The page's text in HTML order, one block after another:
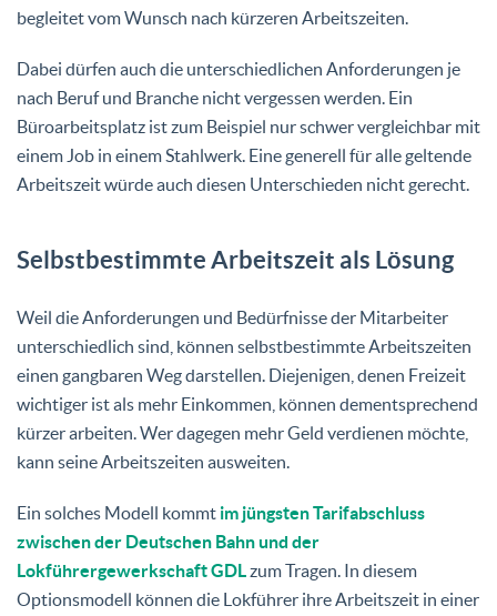
begleitet vom Wunsch nach kürzeren Arbeitszeiten.
Dabei dürfen auch die unterschiedlichen Anforderungen je
nach Beruf und Branche nicht vergessen werden. Ein
Büroarbeitsplatz ist zum Beispiel nur schwer vergleichbar mit
einem Job in einem Stahlwerk. Eine generell für alle geltende
Arbeitszeit würde auch diesen Unterschieden nicht gerecht.
Selbstbestimmte Arbeitszeit als Lösung
Weil die Anforderungen und Bedürfnisse der Mitarbeiter
unterschiedlich sind, können selbstbestimmte Arbeitszeiten
einen gangbaren Weg darstellen. Diejenigen, denen Freizeit
wichtiger ist als mehr Einkommen, können dementsprechend
kürzer arbeiten. Wer dagegen mehr Geld verdienen möchte,
kann seine Arbeitszeiten ausweiten.
Ein solches Modell kommt im jüngsten Tarifabschluss
zwischen der Deutschen Bahn und der
Lokführergewerkschaft GDLzum Tragen. In diesem
Optionsmodell können die Lokführer ihre Arbeitszeit in einer